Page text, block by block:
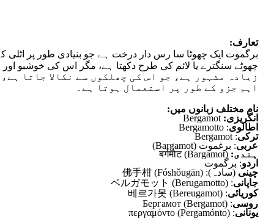
تعارف:
برگموت ایک چھوٹا سا رس دار درخت ہے جو بنیادی طور پر اٹلی کے
زیادہ مشہور ہے، جو اس کی چھلکوں سے نکالا جاتا
اہم جزو کے طور پر استعمال ہوتا ہے۔
نام مختلف زبانوں میں:
انگریزی:
اطالوی: Bergamotto
ترکی: Bergamot
عربی: برغموت (Bargamot)
ہندی:
اردو: برگموت
چینی (سادہ): 佛手柑 (Fóshǒugān)
جاپانی: ベルガモット (Berugamotto)
کوریائی: 베르가못 (Bereugamot)
روسی: Бергамот (Bergamot)
یونانی: περγαμόντο (Pergamónto)